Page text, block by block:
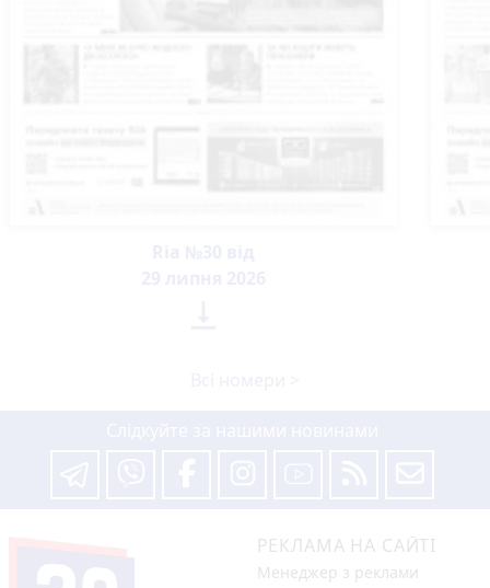
РЕКЛАМА НА САЙТІ
Менеджер з реклами